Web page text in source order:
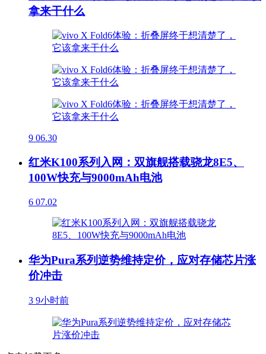
拿来干什么
9 06.30
红米K100系列入网：双旗舰搭载骁龙8E5、
100W快充与9000mAh电池
6 07.02
华为Pura系列逆势维持定价，应对存储芯片涨
价冲击
3 9小时前